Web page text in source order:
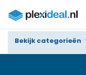
Bekijk categorieën